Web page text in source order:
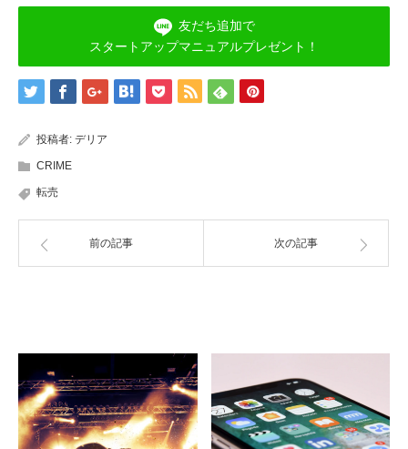
友だち追加で
スタートアップマニュアルプレゼント！
投稿者: デリア
CRIME
転売
前の記事 次の記事